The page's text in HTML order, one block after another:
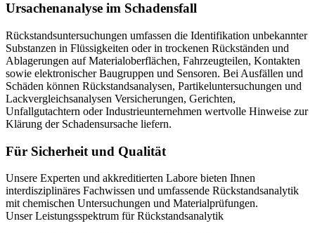
Ursachenanalyse im Schadensfall
Rückstandsuntersuchungen umfassen die Identifikation unbekannter
Substanzen in Flüssigkeiten oder in trockenen Rückständen und
Ablagerungen auf Materialoberflächen, Fahrzeugteilen, Kontakten
sowie elektronischer Baugruppen und Sensoren. Bei Ausfällen und
Schäden können Rückstandsanalysen, Partikeluntersuchungen und
Lackvergleichsanalysen Versicherungen, Gerichten,
Unfallgutachtern oder Industrieunternehmen wertvolle Hinweise zur
Klärung der Schadensursache liefern.
Für Sicherheit und Qualität
Unsere Experten und akkreditierten Labore bieten Ihnen
interdisziplinäres Fachwissen und umfassende Rückstandsanalytik
mit chemischen Untersuchungen und Materialprüfungen.
Unser Leistungsspektrum für Rückstandsanalytik